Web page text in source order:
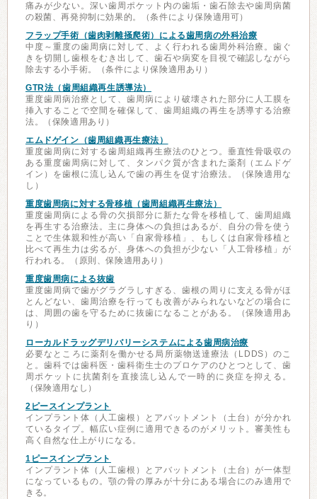
痛みが少ない。深い歯周ポケット内の歯垢・歯石除去や歯周病菌
の殺菌、再発抑制に効果的。（条件により保険適用可）
フラップ手術（歯肉剥離掻爬術）による歯周病の外科治療
中度～重度の歯周病に対して、よく行われる歯周外科治療。歯ぐ
きを切開し歯根をむき出して、歯石や病変を目視で確認しながら
除去する小手術。（条件により保険適用あり）
GTR法（歯周組織再生誘導法）
重度歯周病治療として、歯周病により破壊された部分に人工膜を
挿入することで空間を確保して、歯周組織の再生を誘導する治療
法。（保険適用あり）
エムドゲイン（歯周組織再生療法）
重度歯周病に対する歯周組織再生療法のひとつ。垂直性骨吸収の
ある重度歯周病に対して、タンパク質が含まれた薬剤（エムドゲ
イン）を歯根に流し込んで歯の再生を促す治療法。（保険適用な
し）
重度歯周病に対する骨移植（歯周組織再生療法）
重度歯周病による骨の欠損部分に新たな骨を移植して、歯周組織
を再生する治療法。主に身体への負担はあるが、自分の骨を使う
ことで生体親和性が高い「自家骨移植」、もしくは自家骨移植と
比べて再生力は劣るが、身体への負担が少ない「人工骨移植」が
行われる。（原則、保険適用あり）
重度歯周病による抜歯
重度歯周病で歯がグラグラしすぎる、歯根の周りに支える骨がほ
とんどない、歯周治療を行っても改善がみられないなどの場合に
は、周囲の歯を守るために抜歯になることがある。（保険適用あ
り）
ローカルドラッグデリバリーシステムによる歯周病治療
必要なところに薬剤を働かせる局所薬物送達療法（LDDS）のこ
と。歯科では歯科医・歯科衛生士のプロケアのひとつとして、歯
周ポケットに抗菌剤を直接流し込んで一時的に炎症を抑える。
（保険適用なし）
2ピースインプラント
インプラント体（人工歯根）とアバットメント（土台）が分かれ
ているタイプ。幅広い症例に適用できるのがメリット。審美性も
高く自然な仕上がりになる。
1ピースインプラント
インプラント体（人工歯根）とアバットメント（土台）が一体型
になっているもの。顎の骨の厚みが十分にある場合にのみ適用で
きる。